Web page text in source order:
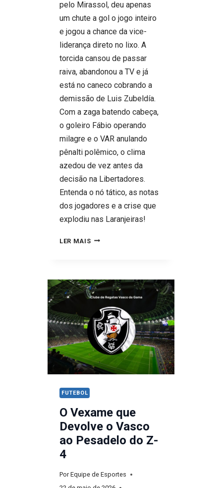
pelo Mirassol, deu apenas
um chute a gol o jogo inteiro
e jogou a chance da vice-
liderança direto no lixo. A
torcida cansou de passar
raiva, abandonou a TV e já
está no caneco cobrando a
demissão de Luis Zubeldía.
Com a zaga batendo cabeça,
o goleiro Fábio operando
milagre e o VAR anulando
pênalti polêmico, o clima
azedou de vez antes da
decisão na Libertadores.
Entenda o nó tático, as notas
dos jogadores e a crise que
explodiu nas Laranjeiras!
LER MAISFLUMINENSE
MAIÃO,
DECEPCIONA
CONTRA
O
MIRASSOL
E
AMPLIA
CRISE
DA
LIBERTADORES
FUTEBOL
O Vexame que
Devolve o Vasco
ao Pesadelo do Z-
4
Por Equipe de Esportes